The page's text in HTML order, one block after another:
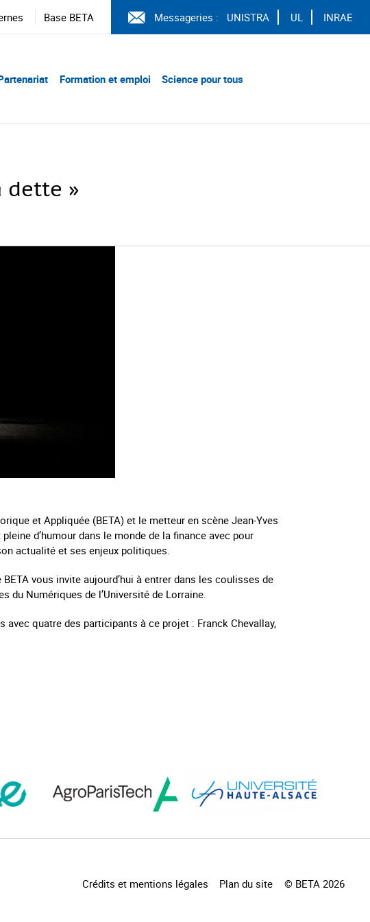
Base BETA Messageries : UNISTRA UL INRAE
Formation et emploi Science pour tous
dette »
et Appliquée (BETA) et le metteur en scène Jean-Yves
d’humour dans le monde de la finance avec pour
actualité et ses enjeux politiques.
vous invite aujourd’hui à entrer dans les coulisses de
Numériques de l’Université de Lorraine.
quatre des participants à ce projet : Franck Chevallay,
Crédits et mentions légales Plan du site © BETA 2026